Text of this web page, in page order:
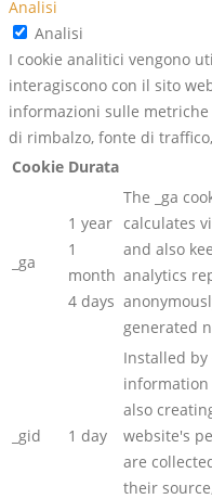
Analisi
Analisi
I cookie analitici vengono
interagiscono con il sito
informazioni sulle
di rimbalzo, fonte di
Cookie Durata
_ga
1 year
1
month
4 days
The _ga
calculates
and also
analytics
generated
_gid 1 day
Installed by
information
also
website's
are
their